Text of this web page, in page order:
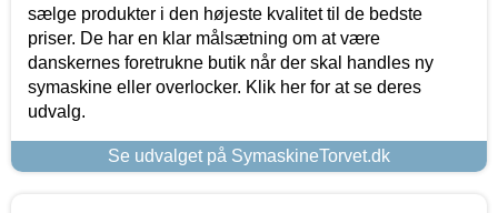
sælge produkter i den højeste kvalitet til de bedste
priser. De har en klar målsætning om at være
danskernes foretrukne butik når der skal handles ny
symaskine eller overlocker. Klik her for at se deres
udvalg.
Se udvalget på SymaskineTorvet.dk